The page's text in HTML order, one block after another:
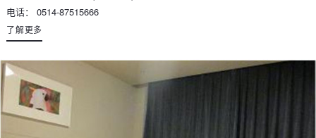
电话： 0514-87515666
了解更多